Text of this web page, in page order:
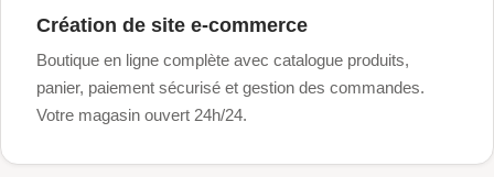
Création de site e-commerce
Boutique en ligne complète avec catalogue produits,
panier, paiement sécurisé et gestion des commandes.
Votre magasin ouvert 24h/24.